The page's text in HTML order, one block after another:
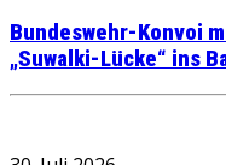
Bundeswehr-Konvoi
„Suwalki-Lücke“ ins